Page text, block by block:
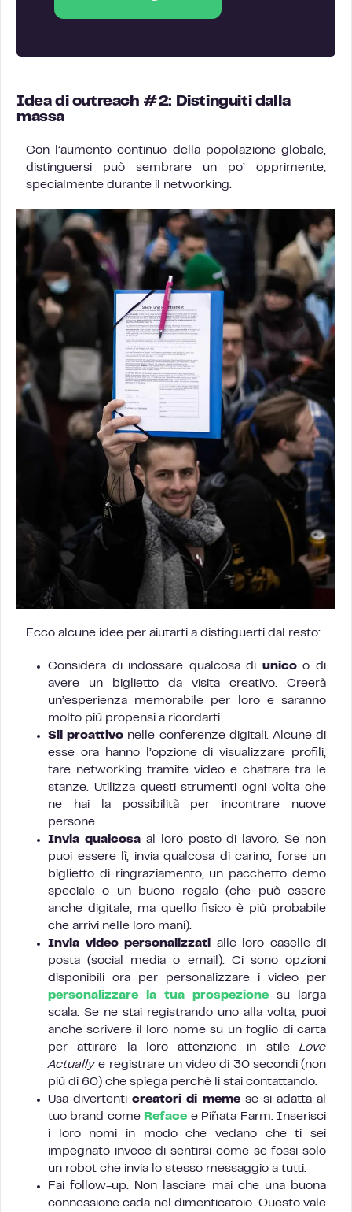
Idea di outreach #2: Distinguiti dalla
massa
Con l’aumento continuo della popolazione globale,
distinguersi può sembrare un po’ opprimente,
specialmente durante il networking.
Ecco alcune idee per aiutarti a distinguerti dal resto:
Considera di indossare qualcosa di unicoo di
avere un biglietto da visita creativo. Creerà
un’esperienza memorabile per loro e saranno
molto più propensi a ricordarti.
Sii proattivo nelle conferenze digitali. Alcune di
esse ora hanno l’opzione di visualizzare profili,
fare networking tramite video e chattare tra le
stanze. Utilizza questi strumenti ogni volta che
ne hai la possibilità per incontrare nuove
persone.
Invia qualcosaal loro posto di lavoro. Se non
puoi essere lì, invia qualcosa di carino; forse un
biglietto di ringraziamento, un pacchetto demo
speciale o un buono regalo (che può essere
anche digitale, ma quello fisico è più probabile
che arrivi nelle loro mani).
Invia video personalizzati alle loro caselle di
posta (social media o email). Ci sono opzioni
disponibili ora per personalizzare i video per
personalizzare la tua prospezione su larga
scala. Se ne stai registrando uno alla volta, puoi
anche scrivere il loro nome su un foglio di carta
per attirare la loro attenzione in stile Love
Actuallye registrare un video di 30 secondi (non
più di 60) che spiega perché li stai contattando.
Usa divertenticreatori di memese si adatta al
tuo brand come Reface e Piñata Farm. Inserisci
i loro nomi in modo che vedano che ti sei
impegnato invece di sentirsi come se fossi solo
un robot che invia lo stesso messaggio a tutti.
Fai follow-up. Non lasciare mai che una buona
connessione cada nel dimenticatoio. Questo vale